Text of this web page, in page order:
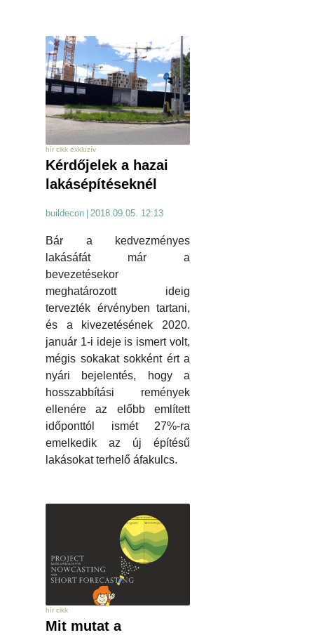
hír cikk exkluzív
Kérdőjelek a hazai
lakásépítéseknél
buildecon | 2018.09.05. 12:13
Bár a kedvezményes
lakásáfát már a
bevezetésekor
meghatározott ideig
tervezték érvényben tartani,
és a kivezetésének 2020.
január 1-i ideje is ismert volt,
mégis sokakat sokként ért a
nyári bejelentés, hogy a
hosszabbítási remények
ellenére az előbb említett
időponttól ismét 27%-ra
emelkedik az új építésű
lakásokat terhelő áfakulcs.
hír cikk
Mit mutat a